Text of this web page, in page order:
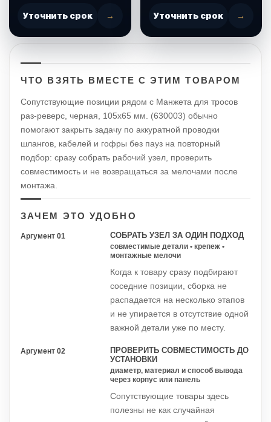
Уточнить срок → Уточнить срок →
ЧТО ВЗЯТЬ ВМЕСТЕ С ЭТИМ ТОВАРОМ
Сопутствующие позиции рядом с Манжета для тросов
раз-реверс, черная, 105х65 мм. (630003) обычно
помогают закрыть задачу по аккуратной проводки
шлангов, кабелей и гофры без пауз на повторный
подбор: сразу собрать рабочий узел, проверить
совместимость и не возвращаться за мелочами после
монтажа.
ЗАЧЕМ ЭТО УДОБНО
Аргумент 01 СОБРАТЬ УЗЕЛ ЗА ОДИН ПОДХОД
совместимые детали • крепеж •
монтажные мелочи
Когда к товару сразу подбирают
соседние позиции, сборка не
распадается на несколько этапов
и не упирается в отсутствие одной
важной детали уже по месту.
Аргумент 02
ПРОВЕРИТЬ СОВМЕСТИМОСТЬ ДО
УСТАНОВКИ
диаметр, материал и способ вывода
через корпус или панель
Сопутствующие товары здесь
полезны не как случайная